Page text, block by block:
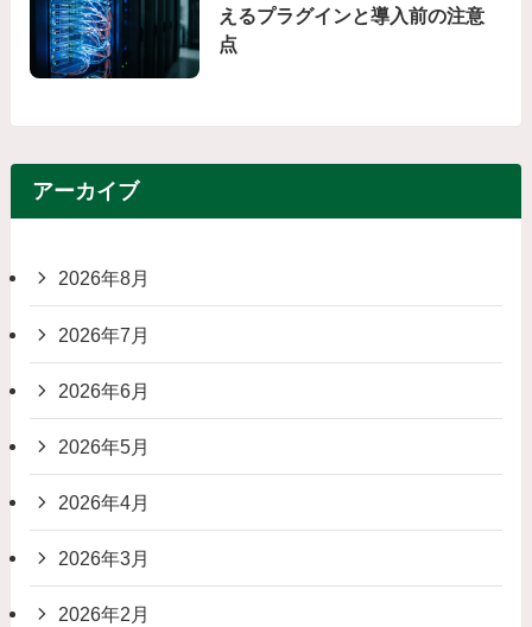
えるプラグインと導入前の注意
点
アーカイブ
2026年8月
2026年7月
2026年6月
2026年5月
2026年4月
2026年3月
2026年2月